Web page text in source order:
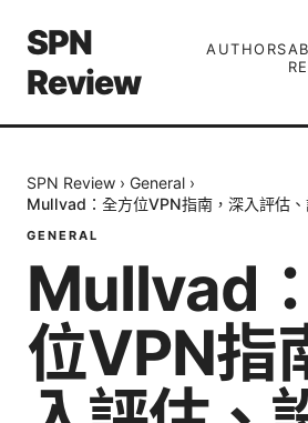
SPN
Review
AUTHORS
SPN Review › General ›
Mullvad：全方位VPN指南，深入評估
GENERAL
Mullvad
位VPN指